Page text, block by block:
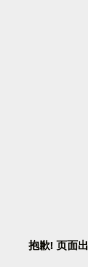
抱歉! 页面出